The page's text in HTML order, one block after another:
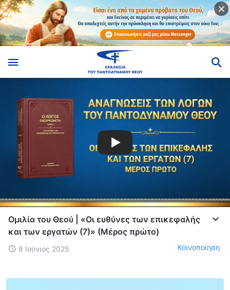
Ομιλία του Θεού | «Οι ευθύνες των επικεφαλής
και των εργατών (7)» (Μέρος πρώτο)
8 Ιούνιος 2025 Κοινοποίηση